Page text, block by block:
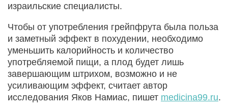
израильские специалисты.
Чтобы от употребления грейпфрута была польза
и заметный эффект в похудении, необходимо
уменьшить калорийность и количество
употребляемой пищи, а плод будет лишь
завершающим штрихом, возможно и не
усиливающим эффект, считает автор
исследования Яков Намиас, пишет medicina99.ru.